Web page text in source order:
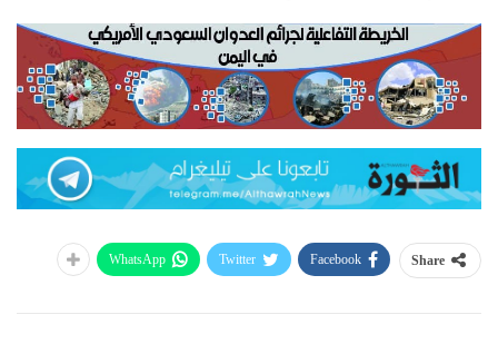
Share
Facebook
Twitter
WhatsApp